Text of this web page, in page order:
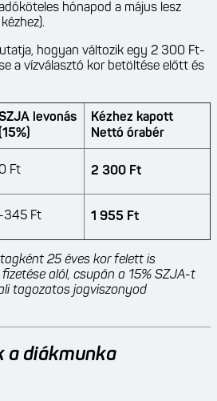
hónapod a május lesz
hogyan változik egy 2 300 Ft-
a vízválasztó kor betöltése előtt és
levonás
Kézhez kapott
Nettó órabér
0 Ft 2 300 Ft
-345 Ft 1 955 Ft
25 éves kor felett is
alól, csupán a 15% SZJA-t
tagozatos jogviszonyod
a diákmunka